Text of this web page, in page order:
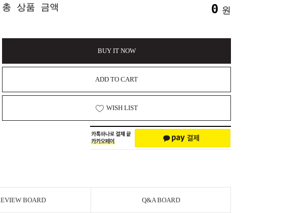
총 상품 금액 0 원
BUY IT NOW
ADD TO CART
WISH LIST
BOARD Q&A BOARD